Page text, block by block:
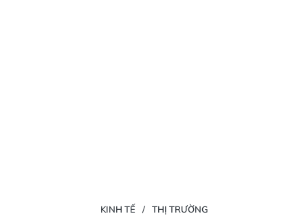
KINH TẾ THỊ TRƯỜNG